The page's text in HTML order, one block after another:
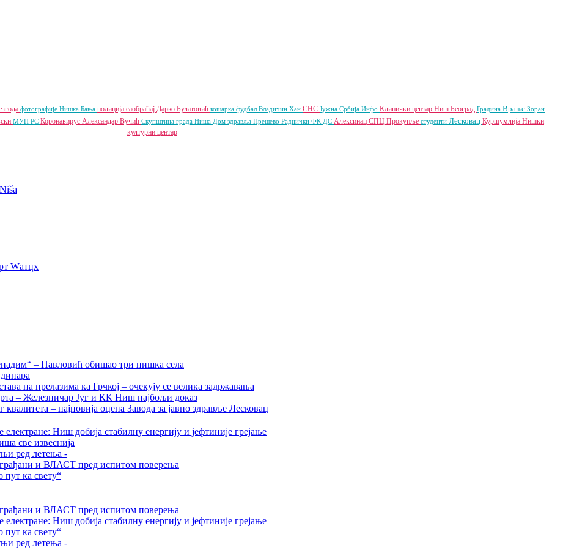
фотографије Нишка Бања полиција саобраћај Дарко Булатовић кошарка фудбал Владичин Хан СНС Јужна Србија Инфо Клинички центар Ниш Београд Градина Врање Зоран
МУП РС Коронавирус Александар Вучић Скупштина града Ниша Дом здравља Прешево Раднички ФК ДС Алексинац СПЦ Прокупље студенти Лесковац Куршумлија Нишки
културни центар
Wатцх
– Павловић обишао три нишка села
на прелазима ка Грчкој – очекују се велика задржавања
– Железничар Југ и КК Ниш најбољи доказ
– најновија оцена Завода за јавно здравље Лесковац
Ниш добија стабилну енергију и јефтиније грејање
све извеснија
ред летења -
грађани и ВЛАСТ пред испитом поверења
ка свету“
грађани и ВЛАСТ пред испитом поверења
Ниш добија стабилну енергију и јефтиније грејање
ка свету“
ред летења -